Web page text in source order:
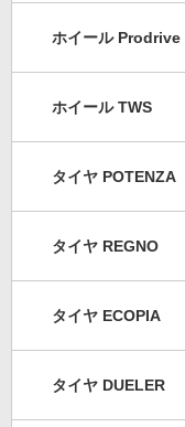
ホイール Prodrive
ホイール TWS
タイヤ POTENZA
タイヤ REGNO
タイヤ ECOPIA
タイヤ DUELER